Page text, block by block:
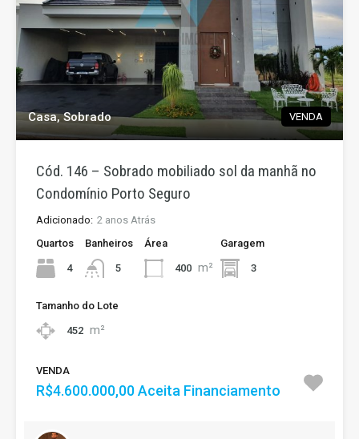
Casa, Sobrado VENDA
Cód. 146 – Sobrado mobiliado sol da manhã no
Condomínio Porto Seguro
Adicionado: 2 anos Atrás
Quartos
4
Banheiros
5
Área
400 m²
Garagem
3
Tamanho do Lote
452 m²
VENDA
R$4.600.000,00 Aceita Financiamento